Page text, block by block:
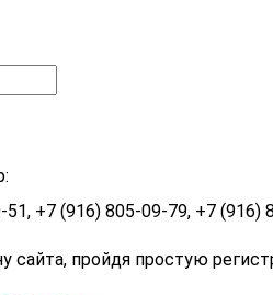
+7 (916) 805-09-79, +7
сайта, пройдя простую